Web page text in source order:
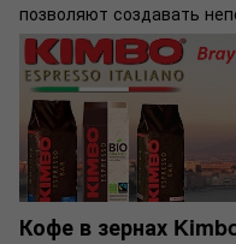
позволяют создавать
Кофе в зернах